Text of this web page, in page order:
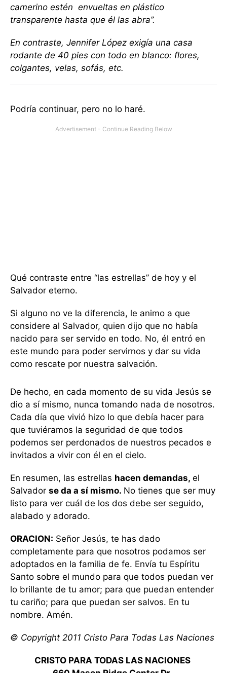
camerino estén envueltas en plástico
transparente hasta que él las abra”.
En contraste, Jennifer López exigía una casa
rodante de 40 pies con todo en blanco: flores,
colgantes, velas, sofás, etc.
Podría continuar, pero no lo haré.
Qué contraste entre “las estrellas” de hoy y el
Salvador eterno.
Si alguno no ve la diferencia, le animo a que
considere al Salvador, quien dijo que no había
nacido para ser servido en todo. No, él entró en
este mundo para poder servirnos y dar su vida
como rescate por nuestra salvación.
De hecho, en cada momento de su vida Jesús se
dio a sí mismo, nunca tomando nada de nosotros.
Cada día que vivió hizo lo que debía hacer para
que tuviéramos la seguridad de que todos
podemos ser perdonados de nuestros pecados e
invitados a vivir con él en el cielo.
En resumen, las estrellas hacen demandas, el
Salvador se da a sí mismo. No tienes que ser muy
listo para ver cuál de los dos debe ser seguido,
alabado y adorado.
ORACION: Señor Jesús, te has dado
completamente para que nosotros podamos ser
adoptados en la familia de fe. Envía tu Espíritu
Santo sobre el mundo para que todos puedan ver
lo brillante de tu amor; para que puedan entender
tu cariño; para que puedan ser salvos. En tu
nombre. Amén.
© Copyright 2011 Cristo Para Todas Las Naciones
CRISTO PARA TODAS LAS NACIONES